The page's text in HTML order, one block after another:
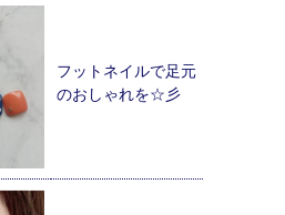
フットネイルで足元
のおしゃれを☆彡